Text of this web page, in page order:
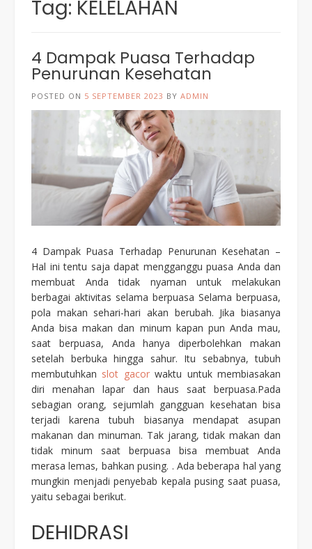
Tag: KELELAHAN
4 Dampak Puasa Terhadap
Penurunan Kesehatan
POSTED ON 5 SEPTEMBER 2023 BY ADMIN
4 Dampak Puasa Terhadap Penurunan Kesehatan –
Hal ini tentu saja dapat mengganggu puasa Anda dan
membuat Anda tidak nyaman untuk melakukan
berbagai aktivitas selama berpuasa Selama berpuasa,
pola makan sehari-hari akan berubah. Jika biasanya
Anda bisa makan dan minum kapan pun Anda mau,
saat berpuasa, Anda hanya diperbolehkan makan
setelah berbuka hingga sahur. Itu sebabnya, tubuh
membutuhkan slot gacorwaktu untuk membiasakan
diri menahan lapar dan haus saat berpuasa.Pada
sebagian orang, sejumlah gangguan kesehatan bisa
terjadi karena tubuh biasanya mendapat asupan
makanan dan minuman. Tak jarang, tidak makan dan
tidak minum saat berpuasa bisa membuat Anda
merasa lemas, bahkan pusing. . Ada beberapa hal yang
mungkin menjadi penyebab kepala pusing saat puasa,
yaitu sebagai berikut.
DEHIDRASI